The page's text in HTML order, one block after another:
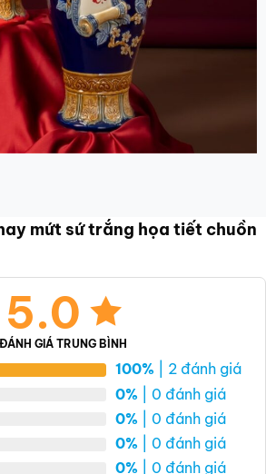
mứt sứ trắng họa tiết chuồn
5.0
ĐÁNH GIÁ TRUNG BÌNH
100% | 2 đánh giá
0% | 0 đánh giá
0% | 0 đánh giá
0% | 0 đánh giá
0% | 0 đánh giá